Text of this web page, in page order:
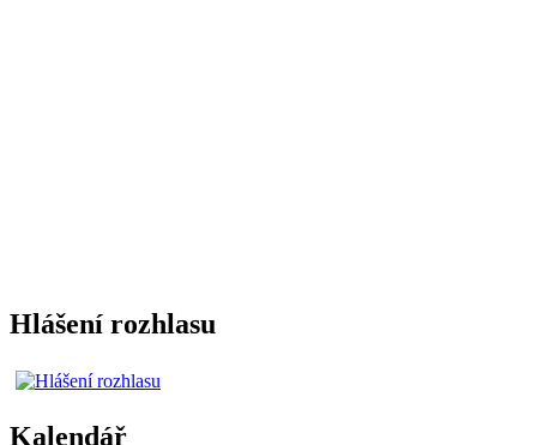
Hlášení rozhlasu
Kalendář